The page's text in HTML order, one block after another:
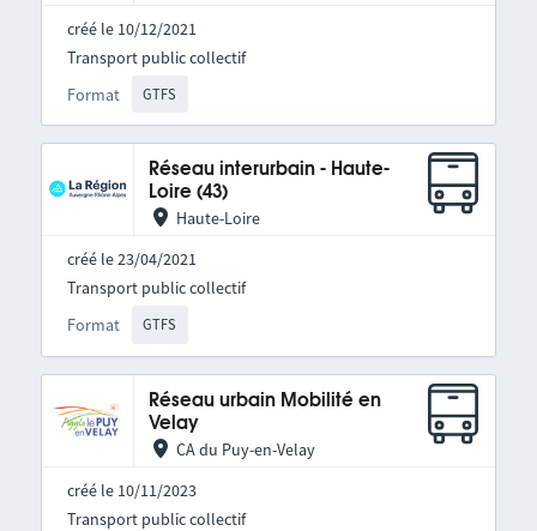
créé le 10/12/2021
Format GTFS
Transport public collectif
Réseau interurbain - Haute-
Loire (43)
Haute-Loire
créé le 23/04/2021
Format GTFS
Transport public collectif
Réseau urbain Mobilité en
Velay
CA du Puy-en-Velay
créé le 10/11/2023
Transport public collectif